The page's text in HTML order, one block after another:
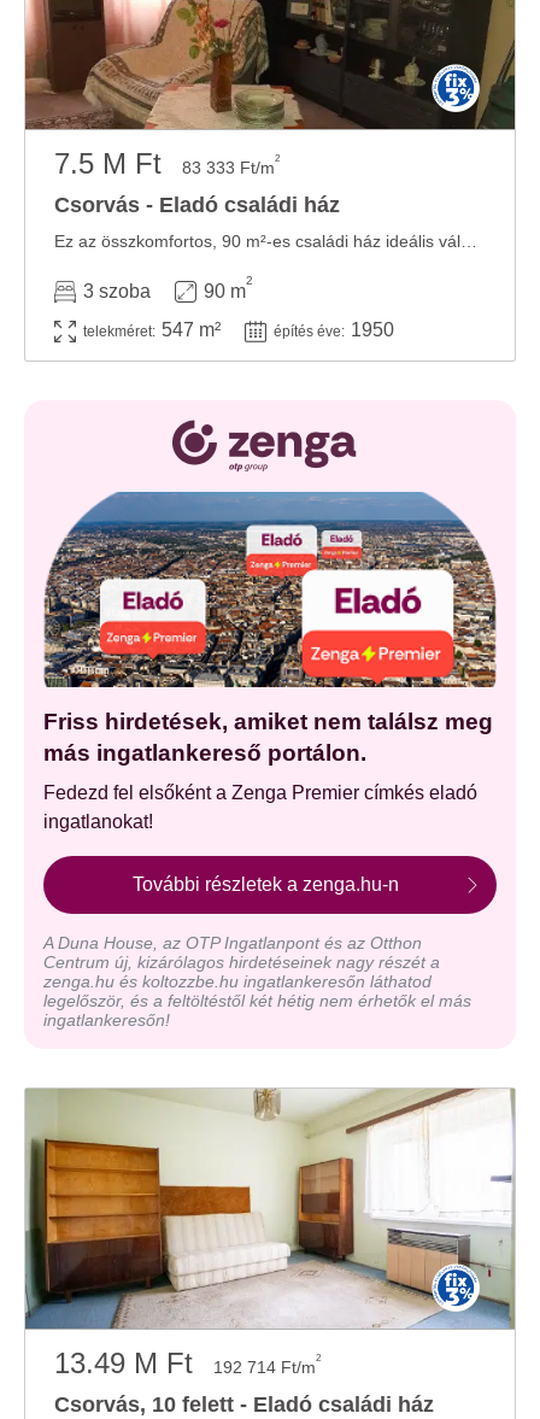
7.5 M Ft 83 333 Ft/m2
Csorvás - Eladó családi ház
3 szoba 90 m
2
telekméret: 547 m² építés éve: 1950
Friss hirdetések, amiket nem találsz meg
más ingatlankereső portálon.
Fedezd fel elsőként a Zenga Premier címkés eladó
ingatlanokat!
További részletek a zenga.hu-n
A Duna House, az OTP Ingatlanpont és az Otthon
Centrum új, kizárólagos hirdetéseinek nagy részét a
zenga.hu és koltozzbe.hu ingatlankeresőn láthatod
legelőször, és a feltöltéstől két hétig nem érhetők el más
ingatlankeresőn!
13.49 M Ft 192 714 Ft/m2
Csorvás, 10 felett - Eladó családi ház